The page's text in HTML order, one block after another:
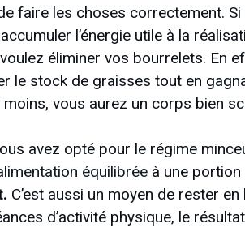
de faire les choses correctement.
l’énergie utile à la
éliminer vos bourrelets. En
le stock de graisses tout en
moins, vous aurez un corps bien
avez opté pour le régime
équilibrée à une portion
C’est aussi un moyen de rester
d’activité physique, le